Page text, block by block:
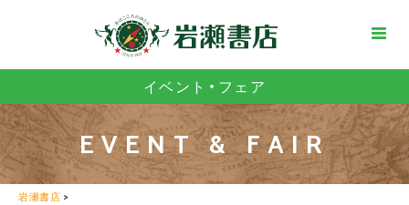
イベント・フェア
EVENT & FAIR
岩瀬書店 >